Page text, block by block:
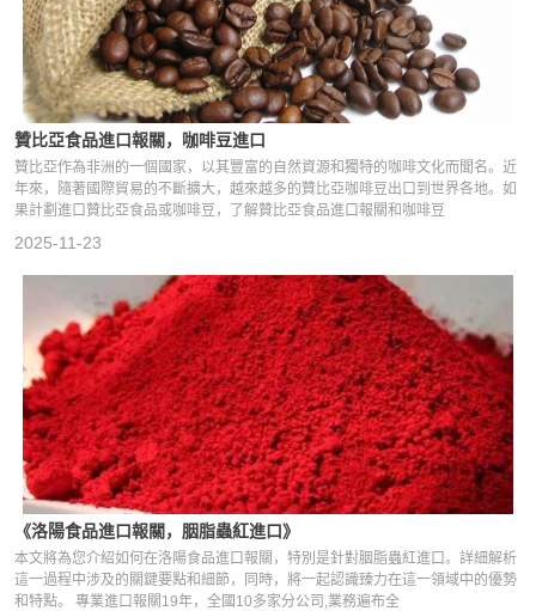
贊比亞食品進口報關，咖啡豆進口
贊比亞作為非洲的一個國家，以其豐富的自然資源和獨特的咖啡文化而聞名。近
年來，隨著國際貿易的不斷擴大，越來越多的贊比亞咖啡豆出口到世界各地。如
果計劃進口贊比亞食品或咖啡豆，了解贊比亞食品進口報關和咖啡豆
2025-11-23
《洛陽食品進口報關，胭脂蟲紅進口》
本文將為您介紹如何在洛陽食品進口報關，特別是針對胭脂蟲紅進口。詳細解析
這一過程中涉及的關鍵要點和細節，同時，將一起認識臻力在這一領域中的優勢
和特點。 專業進口報關19年，全國10多家分公司,業務遍布全